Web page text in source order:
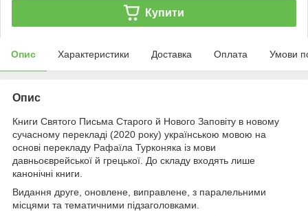
Купити
Опис Характеристики Доставка Оплата Умови
Опис
Книги Святого Письма Старого й Нового Заповіту в новому
сучасному перекладі (2020 року) українською мовою на
основі перекладу Рафаїла Турконяка із мови
давньоєврейської й грецької. До складу входять лише
канонічні книги.
Видання друге, оновлене, виправлене, з паралельними
місцями та тематичними підзаголовками.